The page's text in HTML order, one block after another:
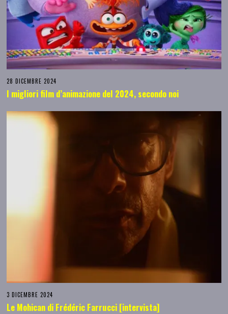
28 DICEMBRE 2024
I migliori film d’animazione del 2024, secondo noi
3 DICEMBRE 2024
Le Mohican di Frédéric Farrucci [intervista]